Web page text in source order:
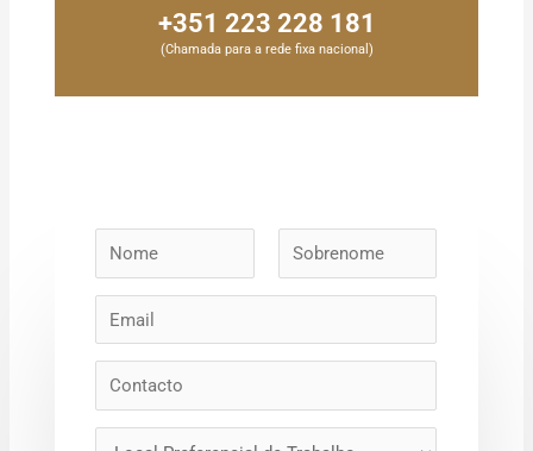
+351 223 228 181
(Chamada para a rede fixa nacional)